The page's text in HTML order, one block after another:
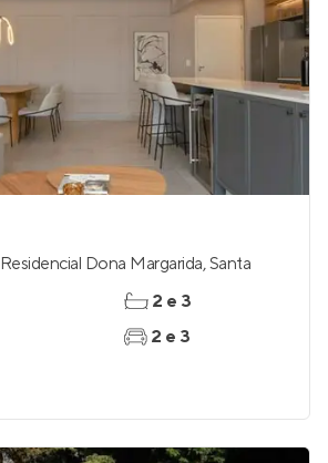
Residencial Dona Margarida,Santa
2 e 3
2 e 3